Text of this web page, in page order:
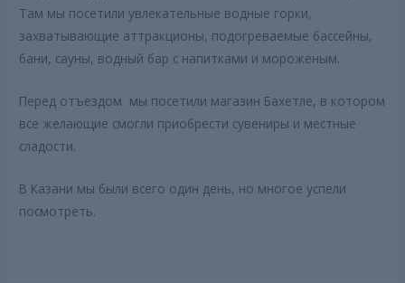
Там мы посетили увлекательные водные горки,
захватывающие аттракционы, подогреваемые бассейны,
бани, сауны, водный бар с напитками и мороженым.
Перед отъездом мы посетили магазин Бахетле, в котором
все желающие смогли приобрести сувениры и местные
сладости.
В Казани мы были всего один день, но многое успели
посмотреть.